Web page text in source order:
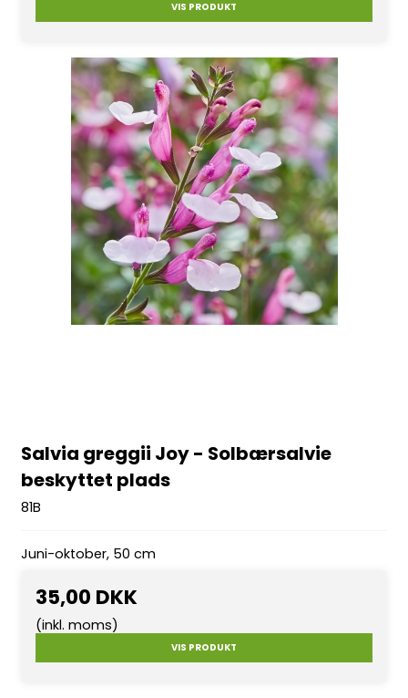
VIS PRODUKT
Salvia greggii Joy - Solbærsalvie
beskyttet plads
81B
Juni-oktober, 50 cm
35,00 DKK
(inkl. moms)
VIS PRODUKT